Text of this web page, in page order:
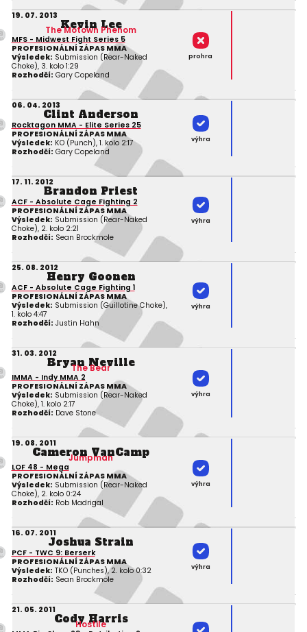
19. 07. 2013
Kevin Lee
The Motown Phenom
MFS - Midwest Fight Series 5
PROFESIONÁLNÍ ZÁPAS MMA
Výsledek: Submission (Rear-Naked
Choke), 3. kolo 1:29
Rozhodčí: Gary Copeland
prohra
06. 04. 2013
Clint Anderson
Rocktagon MMA - Elite Series 25
PROFESIONÁLNÍ ZÁPAS MMA
Výsledek: KO (Punch), 1. kolo 2:17
Rozhodčí: Gary Copeland
výhra
17. 11. 2012
Brandon Priest
ACF - Absolute Cage Fighting 2
PROFESIONÁLNÍ ZÁPAS MMA
Výsledek: Submission (Rear-Naked
Choke), 2. kolo 2:21
Rozhodčí: Sean Brockmole
výhra
25. 08. 2012
Henry Goonen
ACF - Absolute Cage Fighting 1
PROFESIONÁLNÍ ZÁPAS MMA
Výsledek: Submission (Guillotine Choke),
1. kolo 4:47
Rozhodčí: Justin Hahn
výhra
31. 03. 2012
Bryan Neville
The Bear
IMMA - Indy MMA 2
PROFESIONÁLNÍ ZÁPAS MMA
Výsledek: Submission (Rear-Naked
Choke), 1. kolo 2:17
Rozhodčí: Dave Stone
výhra
19. 08. 2011
Cameron VanCamp
Jumpman
LOF 48 - Mega
PROFESIONÁLNÍ ZÁPAS MMA
Výsledek: Submission (Rear-Naked
Choke), 2. kolo 0:24
Rozhodčí: Rob Madrigal
výhra
16. 07. 2011
Joshua Strain
PCF - TWC 9: Berserk
PROFESIONÁLNÍ ZÁPAS MMA
Výsledek: TKO (Punches), 2. kolo 0:32
Rozhodčí: Sean Brockmole
výhra
21. 05. 2011
Cody Harris
Hostile